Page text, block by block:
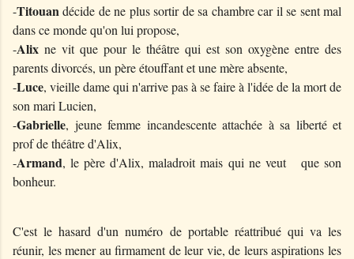
-Titouandécide de ne plus sortir de sa chambre car il se sent mal
dans ce monde qu'on lui propose,
-Alix ne vit que pour le théâtre qui est son oxygène entre des
parents divorcés, un père étouffant et une mère absente,
-Luce, vieille dame qui n'arrive pas à se faire à l'idée de la mort de
son mari Lucien,
-Gabrielle, jeune femme incandescente attachée à sa liberté et
prof de théâtre d'Alix,
-Armand, le père d'Alix, maladroit mais qui ne veut
que son
bonheur.
C'est le hasard d'un numéro de portable réattribué qui va les
réunir, les mener au firmament de leur vie, de leurs aspirations les